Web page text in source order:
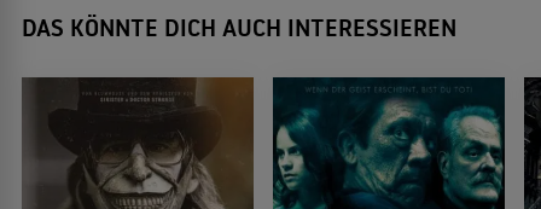
DAS KÖNNTE DICH AUCH INTERESSIEREN